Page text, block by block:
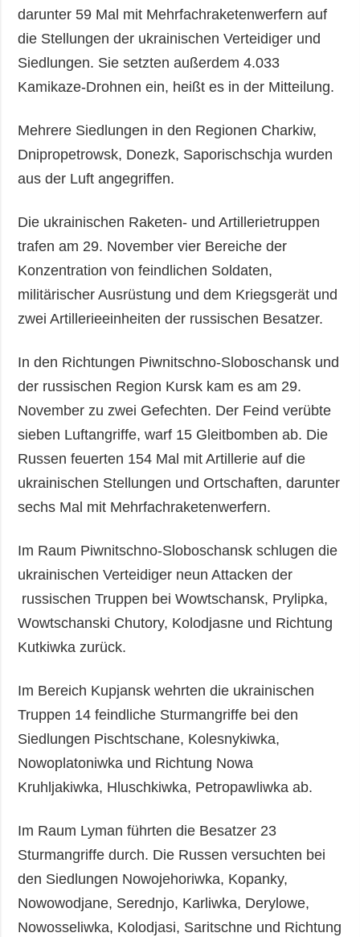
darunter 59 Mal mit Mehrfachraketenwerfern auf
die Stellungen der ukrainischen Verteidiger und
Siedlungen. Sie setzten außerdem 4.033
Kamikaze-Drohnen ein, heißt es in der Mitteilung.
Mehrere Siedlungen in den Regionen Charkiw,
Dnipropetrowsk, Donezk, Saporischschja wurden
aus der Luft angegriffen.
Die ukrainischen Raketen- und Artillerietruppen
trafen am 29. November vier Bereiche der
Konzentration von feindlichen Soldaten,
militärischer Ausrüstung und dem Kriegsgerät und
zwei Artillerieeinheiten der russischen Besatzer.
In den Richtungen Piwnitschno-Sloboschansk und
der russischen Region Kursk kam es am 29.
November zu zwei Gefechten. Der Feind verübte
sieben Luftangriffe, warf 15 Gleitbomben ab. Die
Russen feuerten 154 Mal mit Artillerie auf die
ukrainischen Stellungen und Ortschaften, darunter
sechs Mal mit Mehrfachraketenwerfern.
Im Raum Piwnitschno-Sloboschansk schlugen die
ukrainischen Verteidiger neun Attacken der
russischen Truppen bei Wowtschansk, Prylipka,
Wowtschanski Chutory, Kolodjasne und Richtung
Kutkiwka zurück.
Im Bereich Kupjansk wehrten die ukrainischen
Truppen 14 feindliche Sturmangriffe bei den
Siedlungen Pischtschane, Kolesnykiwka,
Nowoplatoniwka und Richtung Nowa
Kruhljakiwka, Hluschkiwka, Petropawliwka ab.
Im Raum Lyman führten die Besatzer 23
Sturmangriffe durch. Die Russen versuchten bei
den Siedlungen Nowojehoriwka, Kopanky,
Nowowodjane, Serednjo, Karliwka, Derylowe,
Nowosseliwka, Kolodjasi, Saritschne und Richtung